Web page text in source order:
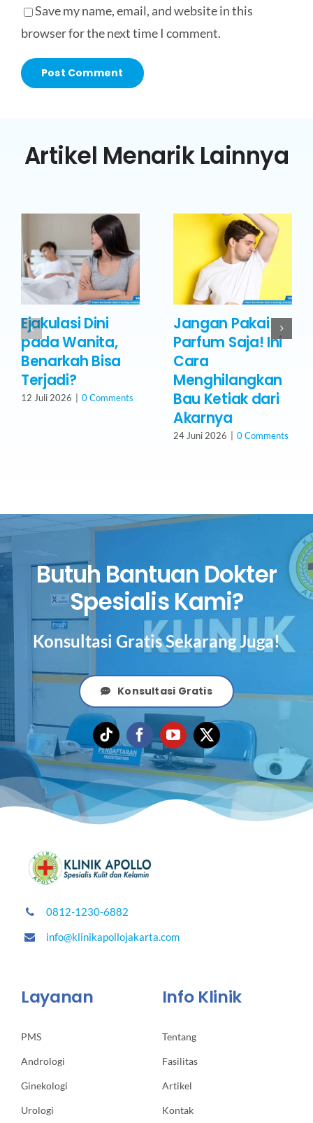
Save my name, email, and website in this
browser for the next time I comment.
Artikel Menarik Lainnya
Ejakulasi Dini
pada Wanita,
Benarkah Bisa
Terjadi?
12 Juli 2026 0 Comments
Jangan Pakai
Parfum Saja! Ini
Cara
Menghilangkan
Bau Ketiak dari
Akarnya
24 Juni 2026 0 Comments
Butuh Bantuan Dokter
Spesialis Kami?
Konsultasi Gratis Sekarang Juga!
Konsultasi Gratis
0812-1230-6882
info@klinikapollojakarta.com
Layanan
PMS
Andrologi
Ginekologi
Urologi
Info Klinik
Tentang
Fasilitas
Artikel
Kontak